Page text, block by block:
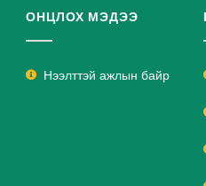
ОНЦЛОХ МЭДЭЭ
Нээлттэй ажлын байр